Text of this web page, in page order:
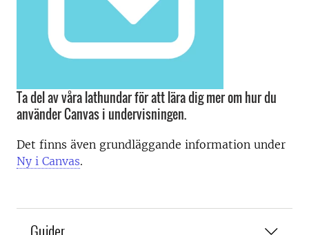
Ta del av våra lathundar för att lära dig mer om hur du
använder Canvas i undervisningen.
Det finns även grundläggande information under
Ny i Canvas.